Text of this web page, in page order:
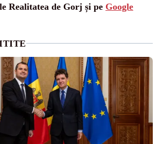
Realitatea de Gorj și pe Google